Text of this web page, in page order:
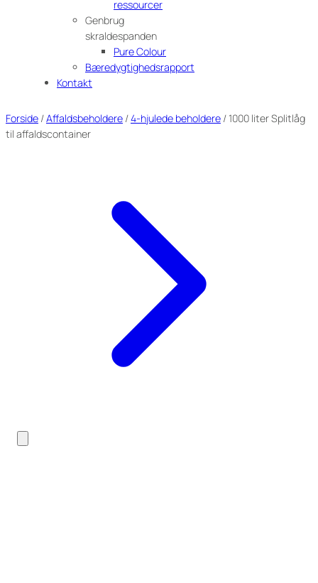
ressourcer
Genbrug
skraldespanden
Pure Colour
Bæredygtighedsrapport
Kontakt
Forside /Affaldsbeholdere /4-hjulede beholdere / 1000 liter Splitlåg
til affaldscontainer